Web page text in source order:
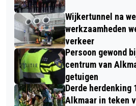
Wijkertunnel na
werkzaamheden
verkeer
Persoon gewond
centrum van
getuigen
Derde herdenking
Alkmaar in teken